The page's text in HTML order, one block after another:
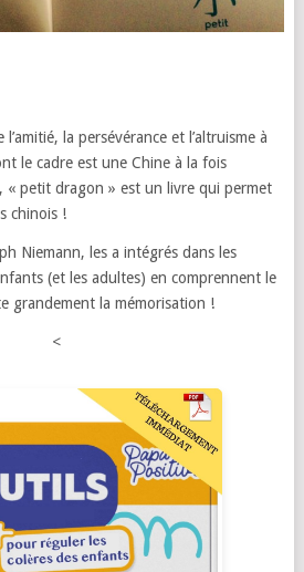
la persévérance et l’altruisme à
le cadre est une Chine à la fois
« petit dragon » est un livre qui permet
chinois !
Niemann, les a intégrés dans les
(et les adultes) en comprennent le
grandement la mémorisation !
<